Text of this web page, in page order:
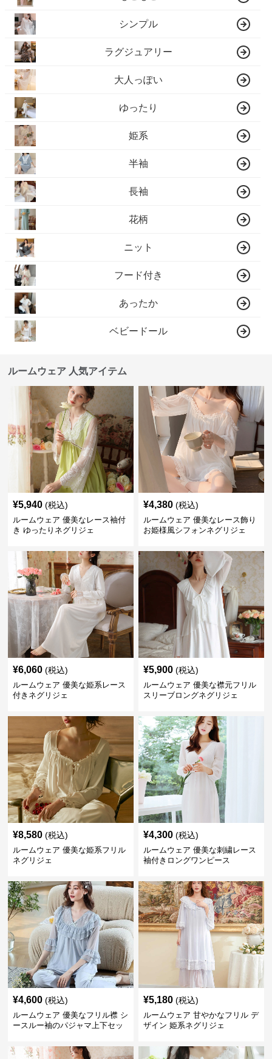
シンプル
ラグジュアリー
大人っぽい
ゆったり
姫系
半袖
長袖
花柄
ニット
フード付き
あったか
ベビードール
ルームウェア 人気アイテム
¥5,940 (税込)
ルームウェア 優美なレース袖付
き ゆったりネグリジェ
¥4,380 (税込)
ルームウェア 優美なレース飾り
お姫様風シフォンネグリジェ
¥6,060 (税込)
ルームウェア 優美な姫系レース
付きネグリジェ
¥5,900 (税込)
ルームウェア 優美な襟元フリル
スリーブロングネグリジェ
¥8,580 (税込)
ルームウェア 優美な姫系フリル
ネグリジェ
¥4,300 (税込)
ルームウェア 優美な刺繍レース
袖付きロングワンピース
¥4,600 (税込)
ルームウェア 優美なフリル襟 シ
ースルー袖のパジャマ上下セッ
¥5,180 (税込)
ルームウェア 甘やかなフリル デ
ザイン 姫系ネグリジェ